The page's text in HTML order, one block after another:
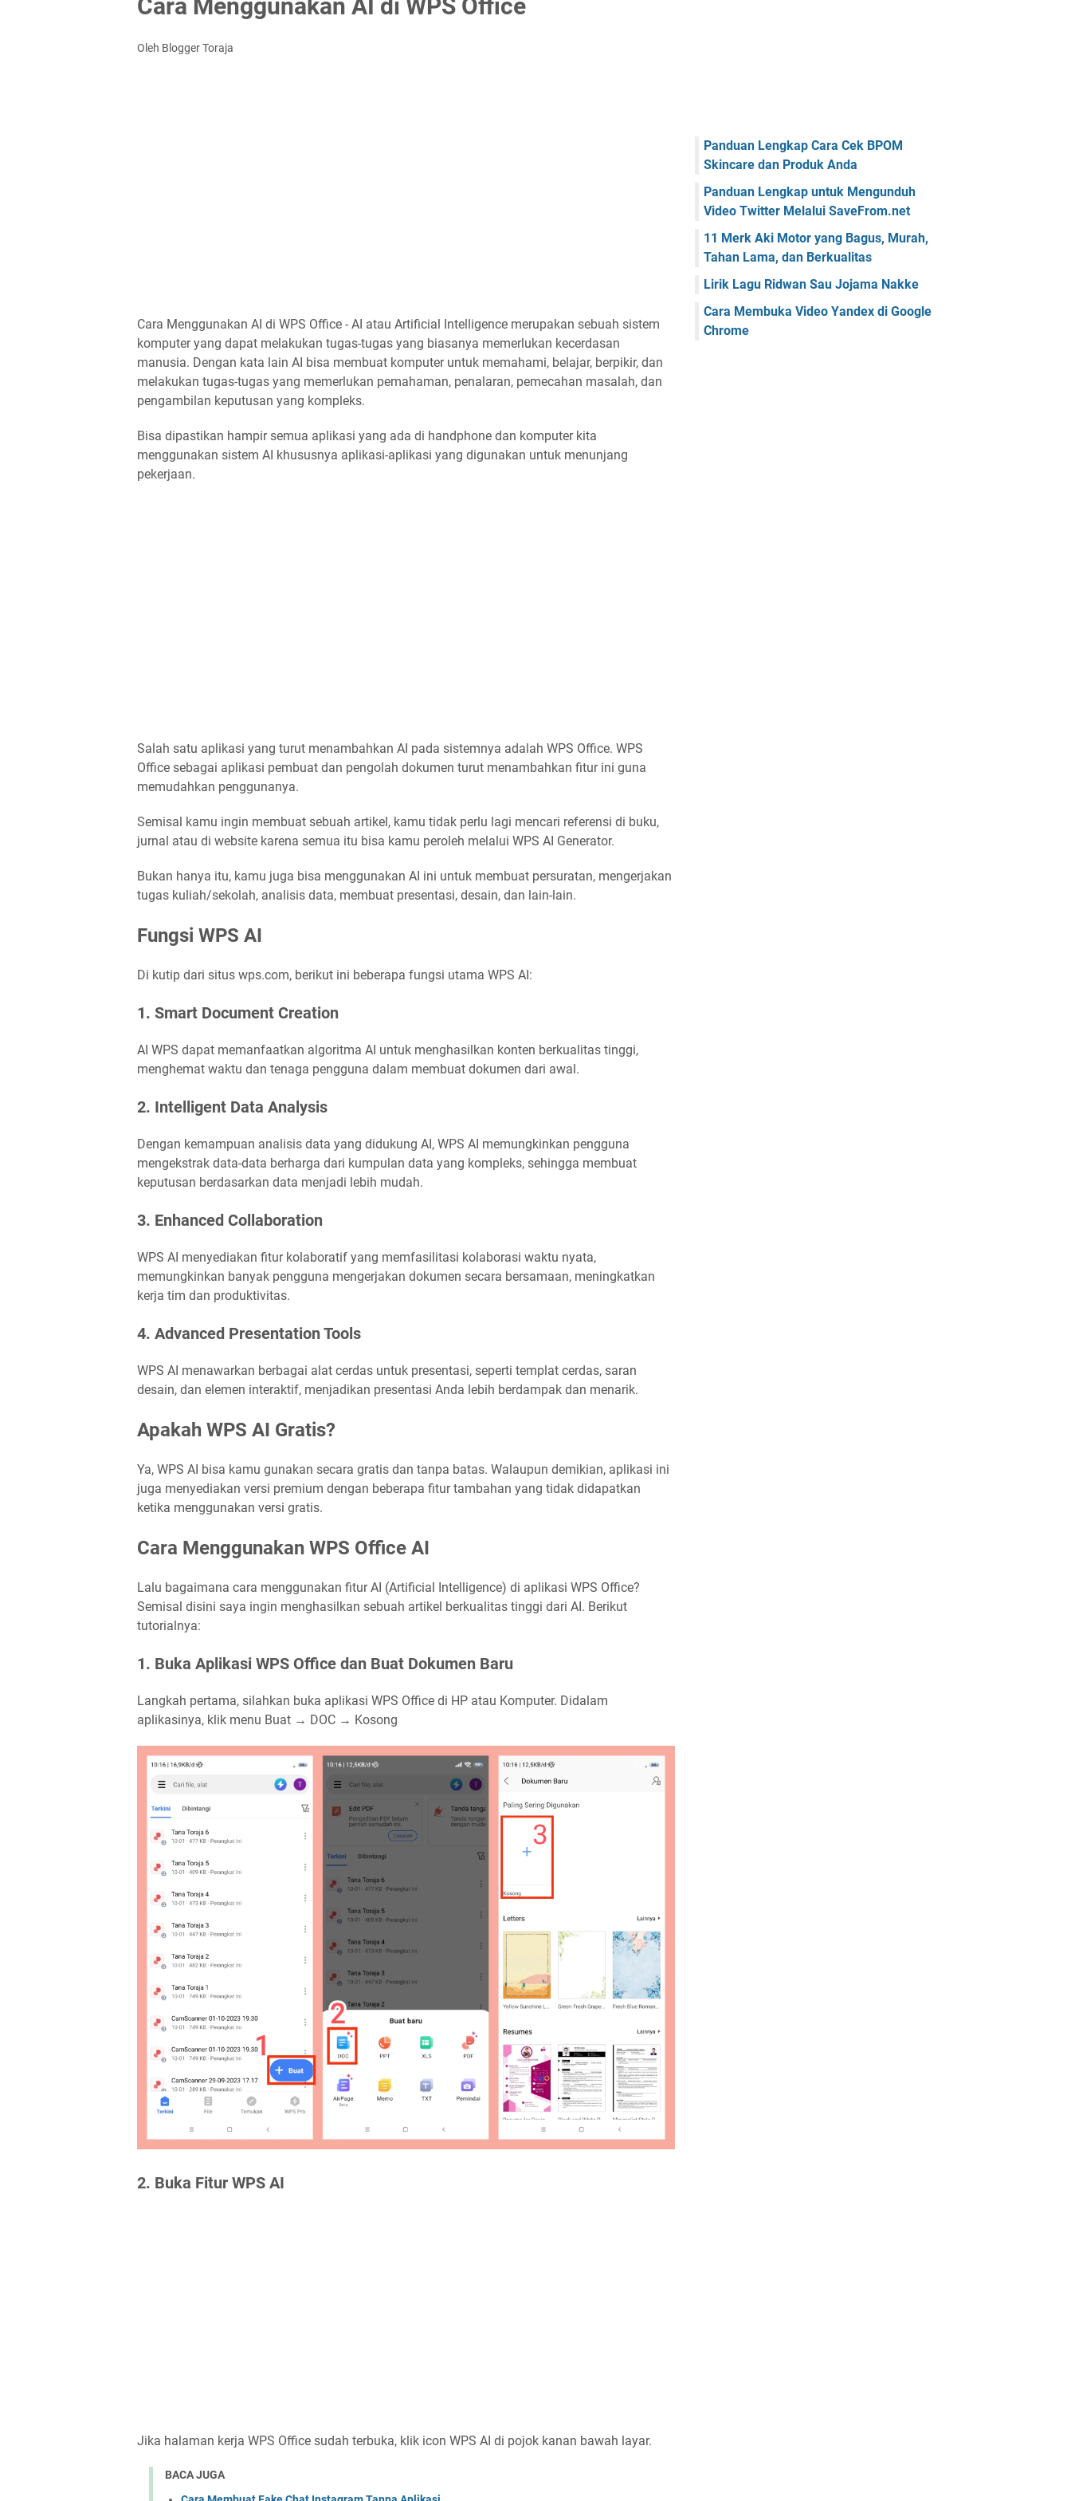
Cara Menggunakan AI di WPS Office
Oleh Blogger Toraja
Cara Menggunakan AI di WPS Office - AI atau Artificial Intelligence merupakan sebuah sistem
komputer yang dapat melakukan tugas-tugas yang biasanya memerlukan kecerdasan
manusia. Dengan kata lain AI bisa membuat komputer untuk memahami, belajar, berpikir, dan
melakukan tugas-tugas yang memerlukan pemahaman, penalaran, pemecahan masalah, dan
pengambilan keputusan yang kompleks.
Bisa dipastikan hampir semua aplikasi yang ada di handphone dan komputer kita
menggunakan sistem AI khususnya aplikasi-aplikasi yang digunakan untuk menunjang
pekerjaan.
Salah satu aplikasi yang turut menambahkan AI pada sistemnya adalah WPS Office. WPS
Office sebagai aplikasi pembuat dan pengolah dokumen turut menambahkan fitur ini guna
memudahkan penggunanya.
Semisal kamu ingin membuat sebuah artikel, kamu tidak perlu lagi mencari referensi di buku,
jurnal atau di website karena semua itu bisa kamu peroleh melalui WPS AI Generator.
Bukan hanya itu, kamu juga bisa menggunakan AI ini untuk membuat persuratan, mengerjakan
tugas kuliah/sekolah, analisis data, membuat presentasi, desain, dan lain-lain.
Fungsi WPS AI
Di kutip dari situs wps.com, berikut ini beberapa fungsi utama WPS AI:
1. Smart Document Creation
AI WPS dapat memanfaatkan algoritma AI untuk menghasilkan konten berkualitas tinggi,
menghemat waktu dan tenaga pengguna dalam membuat dokumen dari awal.
2. Intelligent Data Analysis
Dengan kemampuan analisis data yang didukung AI, WPS AI memungkinkan pengguna
mengekstrak data-data berharga dari kumpulan data yang kompleks, sehingga membuat
keputusan berdasarkan data menjadi lebih mudah.
3. Enhanced Collaboration
WPS AI menyediakan fitur kolaboratif yang memfasilitasi kolaborasi waktu nyata,
memungkinkan banyak pengguna mengerjakan dokumen secara bersamaan, meningkatkan
kerja tim dan produktivitas.
4. Advanced Presentation Tools
WPS AI menawarkan berbagai alat cerdas untuk presentasi, seperti templat cerdas, saran
desain, dan elemen interaktif, menjadikan presentasi Anda lebih berdampak dan menarik.
Apakah WPS AI Gratis?
Ya, WPS AI bisa kamu gunakan secara gratis dan tanpa batas. Walaupun demikian, aplikasi ini
juga menyediakan versi premium dengan beberapa fitur tambahan yang tidak didapatkan
ketika menggunakan versi gratis.
Cara Menggunakan WPS Office AI
Lalu bagaimana cara menggunakan fitur AI (Artificial Intelligence) di aplikasi WPS Office?
Semisal disini saya ingin menghasilkan sebuah artikel berkualitas tinggi dari AI. Berikut
tutorialnya:
1. Buka Aplikasi WPS Office dan Buat Dokumen Baru
Langkah pertama, silahkan buka aplikasi WPS Office di HP atau Komputer. Didalam
aplikasinya, klik menu Buat → DOC → Kosong
2. Buka Fitur WPS AI
Jika halaman kerja WPS Office sudah terbuka, klik icon WPS AI di pojok kanan bawah layar.
BACA JUGA
Panduan Lengkap Cara Cek BPOM
Skincare dan Produk Anda
Panduan Lengkap untuk Mengunduh
Video Twitter Melalui SaveFrom.net
11 Merk Aki Motor yang Bagus, Murah,
Tahan Lama, dan Berkualitas
Lirik Lagu Ridwan Sau Jojama Nakke
Cara Membuka Video Yandex di Google
Chrome